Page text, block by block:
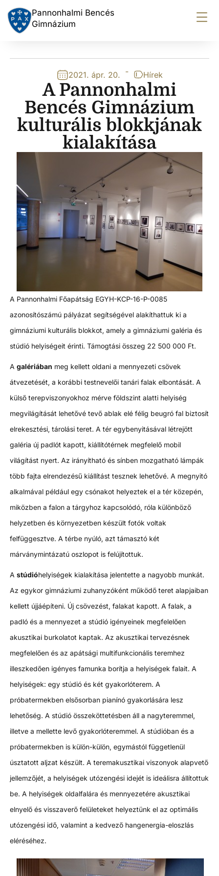
Pannonhalmi Bencés
Gimnázium
2021. ápr. 20. - Hírek
A Pannonhalmi
Bencés Gimnázium
kulturális blokkjának
kialakítása
A Pannonhalmi Főapátság EGYH-KCP-16-P-0085
azonosítószámú pályázat segítségével alakíthattuk ki a
gimnáziumi kulturális blokkot, amely a gimnáziumi galéria és
stúdió helyiségeit érinti. Támogtási összeg 22 500 000 Ft.
A galériában meg kellett oldani a mennyezeti csövek
átvezetését, a korábbi testnevelői tanári falak elbontását. A
külső terepviszonyokhoz mérve földszint alatti helyiség
megvilágítását lehetővé tevő ablak elé félig beugró fal biztosít
elrekesztési, tárolási teret. A tér egybenyitásával létrejött
galéria új padlót kapott, kiállítótérnek megfelelő mobil
világítást nyert. Az irányítható és sínben mozgatható lámpák
több fajta elrendezésű kiállítást tesznek lehetővé. A megnyitó
alkalmával például egy csónakot helyeztek el a tér közepén,
miközben a falon a tárgyhoz kapcsolódó, róla különböző
helyzetben és környezetben készült fotók voltak
felfüggesztve. A térbe nyúló, azt támasztó két
márványmintázatú oszlopot is felújítottuk.
A stúdióhelyiségek kialakítása jelentette a nagyobb munkát.
Az egykor gimnáziumi zuhanyzóként működő teret alapjaiban
kellett újjáépíteni. Új csövezést, falakat kapott. A falak, a
padló és a mennyezet a stúdió igényeinek megfelelően
akusztikai burkolatot kaptak. Az akusztikai tervezésnek
megfelelően és az apátsági multifunkcionális teremhez
illeszkedően igényes famunka borítja a helyiségek falait. A
helyiségek: egy stúdió és két gyakorlóterem. A
próbatermekben elsősorban pianínó gyakorlására lesz
lehetőség. A stúdió összeköttetésben áll a nagyteremmel,
illetve a mellette levő gyakorlóteremmel. A stúdióban és a
próbatermekben is külön-külön, egymástól függetlenül
úsztatott aljzat készült. A teremakusztikai viszonyok alapvető
jellemzőjét, a helyiségek utózengési idejét is ideálisra állítottuk
be. A helyiségek oldalfalára és mennyezetére akusztikai
elnyelő és visszaverő felületeket helyeztünk el az optimális
utózengési idő, valamint a kedvező hangenergia-eloszlás
eléréséhez.